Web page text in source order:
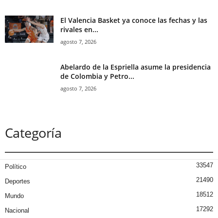
El Valencia Basket ya conoce las fechas y las
rivales en...
agosto 7, 2026
Abelardo de la Espriella asume la presidencia
de Colombia y Petro...
agosto 7, 2026
Categoría
Político 33547
Deportes 21490
Mundo 18512
Nacional 17292